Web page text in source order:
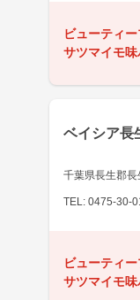
ビューティ
サツマイモ
ベイシア長
千葉県長生郡
TEL: 0475-30-
ビューティ
サツマイモ